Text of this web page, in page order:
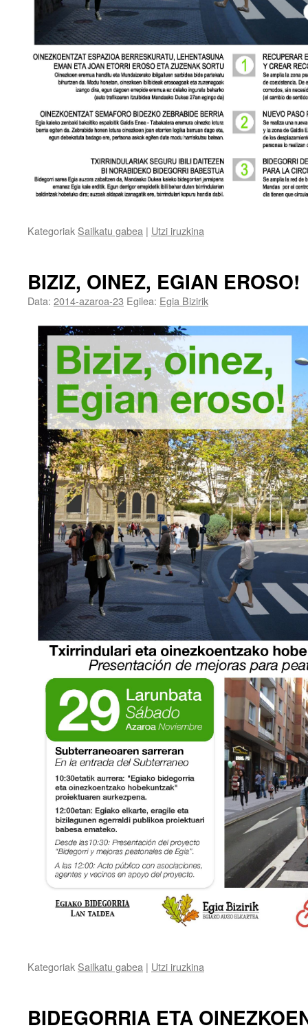
Kategoriak Sailkatu gabea | Utzi iruzkina
BIZIZ, OINEZ, EGIAN EROSO!
Data: 2014-azaroa-23 Egilea: Egia Bizirik
Kategoriak Sailkatu gabea | Utzi iruzkina
BIDEGORRIA ETA